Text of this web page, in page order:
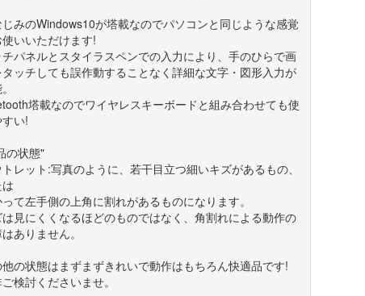
じみのWindows10が塔載なのでパソコンと同じような感覚
いいただけます!
チパネルとスタイラスペンでの入力により、手のひらで画
ッチしても誤作動することなく詳細な文字・図形入力が
塔載なのでワイヤレスキーボードと組み合わせても使
い!
の状態"
レット:写真のように、若干目立つ細いキズがあるもの、
は
て左手側の上角に割れがあるものになります。
は見にくくなるほどのものではなく、角割れによる動作の
ありません。
他の状態はまずまずきれいで動作はもちろん快適品です!
検討くださいませ。